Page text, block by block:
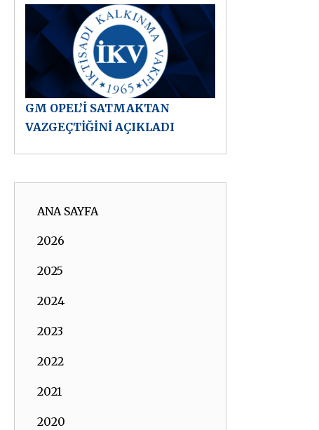
GM OPEL’İ SATMAKTAN
VAZGEÇTİĞİNİ AÇIKLADI
ANA SAYFA
2026
2025
2024
2023
2022
2021
2020